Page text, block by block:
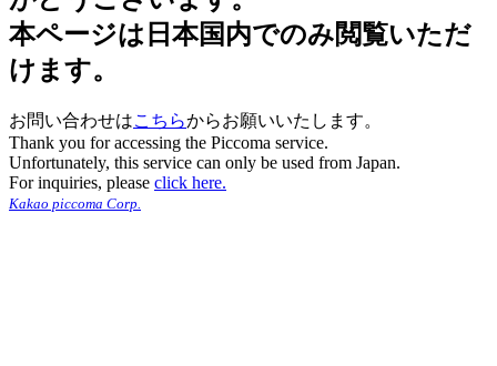
本ページは日本国内でのみ閲覧いただ
けます。
お問い合わせはこちらからお願いいたします。
Thank you for accessing the Piccoma service.
Unfortunately, this service can only be used from Japan.
For inquiries, please click here.
Kakao piccoma Corp.